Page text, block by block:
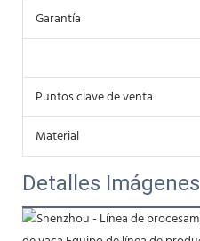
Garantía
Puntos clave de venta
Material
Detalles Imágenes